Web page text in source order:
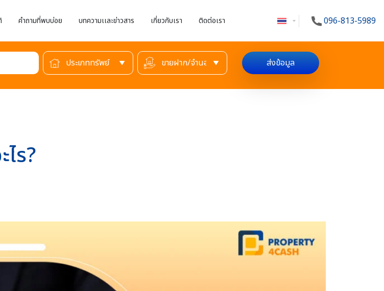
คำถามที่พบบ่อย บทความเเละข่าวสาร เกี่ยวกับเรา ติดต่อเรา 096-813-5989
ส่งข้อมูล
ร?